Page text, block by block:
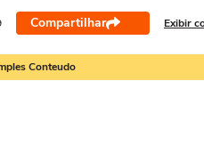
Compartilhar Exibir
Conteudo